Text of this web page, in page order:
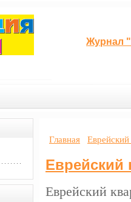
Журнал
Главная Еврейский
Еврейский
Еврейский